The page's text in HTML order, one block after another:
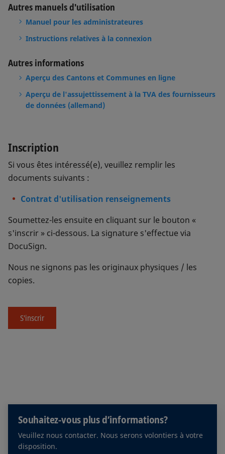
Autres manuels d'utilisation
Manuel pour les administrateures
Instructions relatives à la connexion
Autres informations
Aperçu des Cantons et Communes en ligne
Aperçu de l'assujettissement à la TVA des fournisseurs
de données (allemand)
Inscription
Si vous êtes intéressé(e), veuillez remplir les
documents suivants :
Contrat d'utilisation renseignements
Soumettez-les ensuite en cliquant sur le bouton «
s'inscrir » ci-dessous. La signature s'effectue via
DocuSign.
Nous ne signons pas les originaux physiques / les
copies.
S'inscrir
Souhaitez-vous plus d’informations?
Veuillez nous contacter. Nous serons volontiers à votre
disposition.